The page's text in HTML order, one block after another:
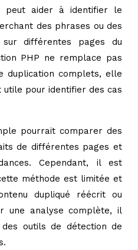
peut aider à identifier le
des phrases ou des
sur différentes pages du
PHP ne remplace pas
duplication complets, elle
pour identifier des cas
pourrait comparer des
de différentes pages et
Cependant, il est
méthode est limitée et
dupliqué réécrit ou
une analyse complète, il
outils de détection de